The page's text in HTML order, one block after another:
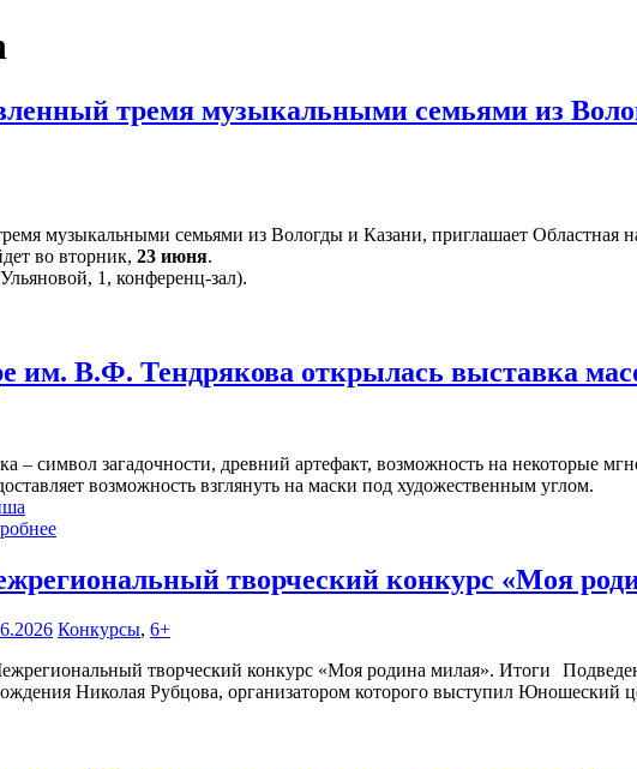
тремя музыкальными семьями из
во вторник, 23 июня.
1, конференц-зал).
им. В.Ф. Тендрякова открылась выставка
– символ загадочности, древний артефакт, возможность на некоторые
возможность взглянуть на маски под художественным углом.
творческий конкурс «Моя
Конкурсы, 6+
Николая Рубцова, организатором которого выступил Юношеский